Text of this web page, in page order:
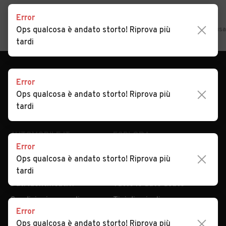
Auto usate Varna
Auto usate Verano
Home Trentino Alto Adige Bolzano San Candido Auto
AUTOMOBILE.IT
Chi Siamo
Serve aiuto?
Dati identificativi
Condizioni generali
Privacy
ESPLORA
Tutte le auto usate
Tipi di veicoli
Error
Ops qualcosa è andato storto! Riprova più
tardi
Error
Ops qualcosa è andato storto! Riprova più
tardi
Error
Ops qualcosa è andato storto! Riprova più
tardi
Error
Ops qualcosa è andato storto! Riprova più